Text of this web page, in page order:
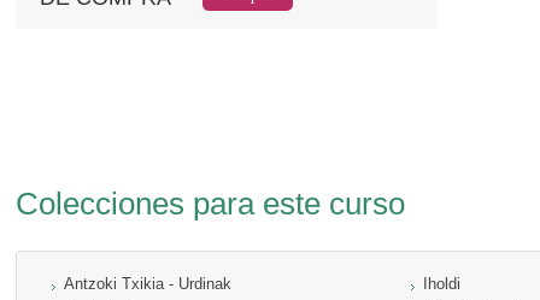
Colecciones para este curso
Antzoki Txikia - Urdinak
Iholdi